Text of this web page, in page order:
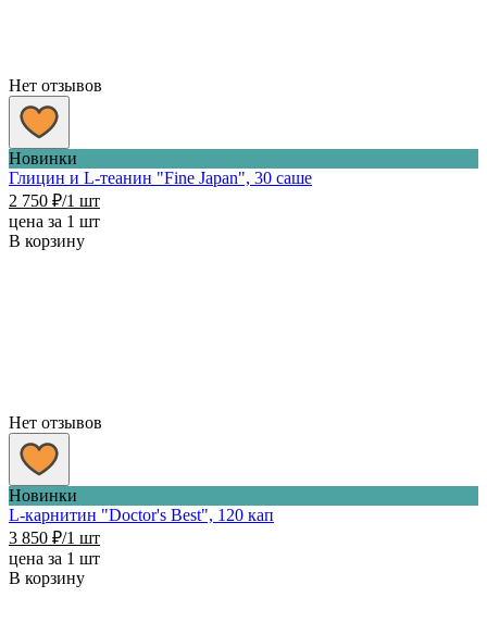
Нет отзывов
Новинки
Глицин и L-теанин "Fine Japan", 30 саше
2 750 ₽/1 шт
цена за 1 шт
В корзину
Нет отзывов
Новинки
L-карнитин "Doctor's Best", 120 кап
3 850 ₽/1 шт
цена за 1 шт
В корзину